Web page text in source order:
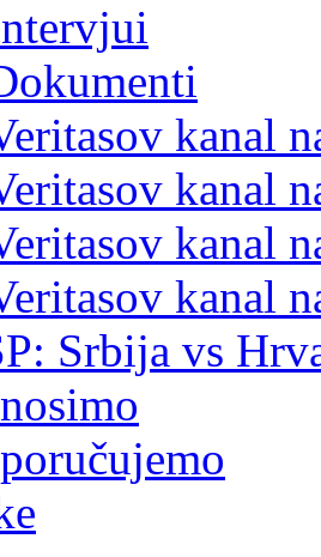
kanal
kanal
kanal
kanal
Srbija vs